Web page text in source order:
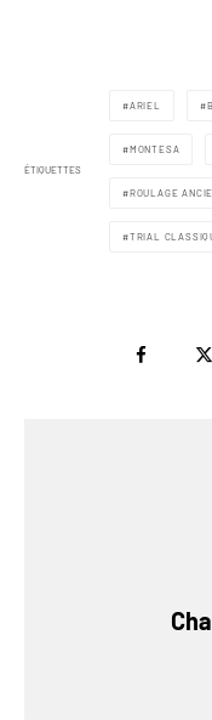
ÉTIQUETTES
ARIEL
MONTESA
ROULAGE
TRIAL